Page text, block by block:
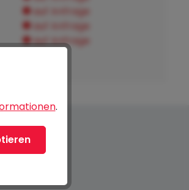
auf Anfrage
auf Anfrage
auf Anfrage
.